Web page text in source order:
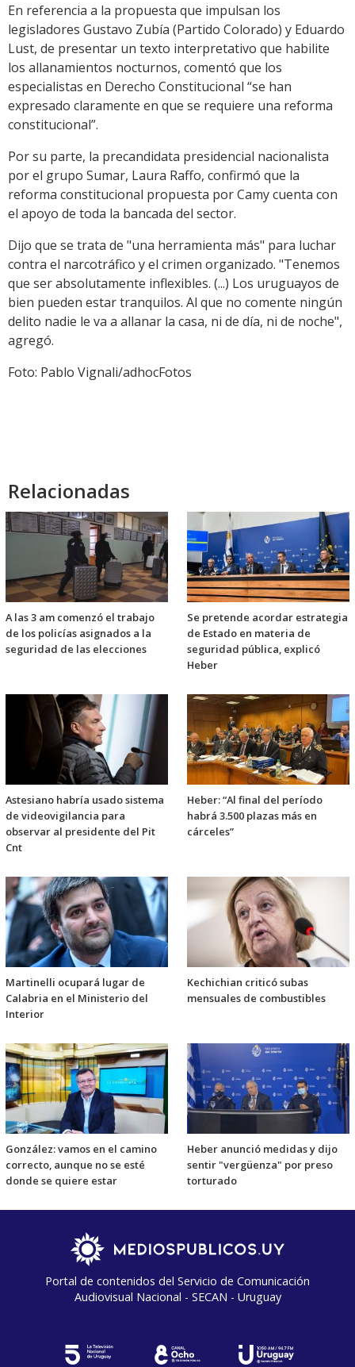
En referencia a la propuesta que impulsan los
legisladores Gustavo Zubía (Partido Colorado) y Eduardo
Lust, de presentar un texto interpretativo que habilite
los allanamientos nocturnos, comentó que los
especialistas en Derecho Constitucional “se han
expresado claramente en que se requiere una reforma
constitucional”.
Por su parte, la precandidata presidencial nacionalista
por el grupo Sumar, Laura Raffo, confirmó que la
reforma constitucional propuesta por Camy cuenta con
el apoyo de toda la bancada del sector.
Dijo que se trata de "una herramienta más" para luchar
contra el narcotráfico y el crimen organizado. "Tenemos
que ser absolutamente inflexibles. (...) Los uruguayos de
bien pueden estar tranquilos. Al que no comente ningún
delito nadie le va a allanar la casa, ni de día, ni de noche",
agregó.
Foto: Pablo Vignali/adhocFotos
Relacionadas
A las 3 am comenzó el trabajo
de los policías asignados a la
seguridad de las elecciones
Se pretende acordar estrategia
de Estado en materia de
seguridad pública, explicó
Heber
Astesiano habría usado sistema
de videovigilancia para
observar al presidente del Pit
Cnt
Heber: “Al final del período
habrá 3.500 plazas más en
cárceles”
Martinelli ocupará lugar de
Calabria en el Ministerio del
Interior
Kechichian criticó subas
mensuales de combustibles
González: vamos en el camino
correcto, aunque no se esté
donde se quiere estar
Heber anunció medidas y dijo
sentir "vergüenza" por preso
torturado
Portal de contenidos del Servicio de Comunicación
Audiovisual Nacional - SECAN - Uruguay